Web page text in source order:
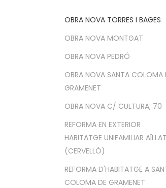
OBRA NOVA TORRES I BAGES
OBRA NOVA MONTGAT
OBRA NOVA PEDRÓ
OBRA NOVA SANTA COLOMA
GRAMENET
OBRA NOVA C/ CULTURA, 70
REFORMA EN EXTERIOR
HABITATGE UNIFAMILIAR AÏLLAT
(CERVELLÓ)
REFORMA D'HABITATGE A
COLOMA DE GRAMENET